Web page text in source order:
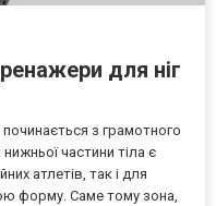
для ніг
з грамотного
частини тіла є
атлетів, так і для
форму. Саме тому зона,